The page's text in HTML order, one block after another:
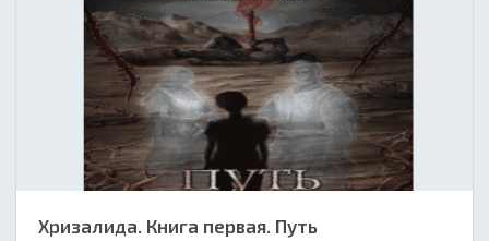
Хризалида. Книга первая. Путь